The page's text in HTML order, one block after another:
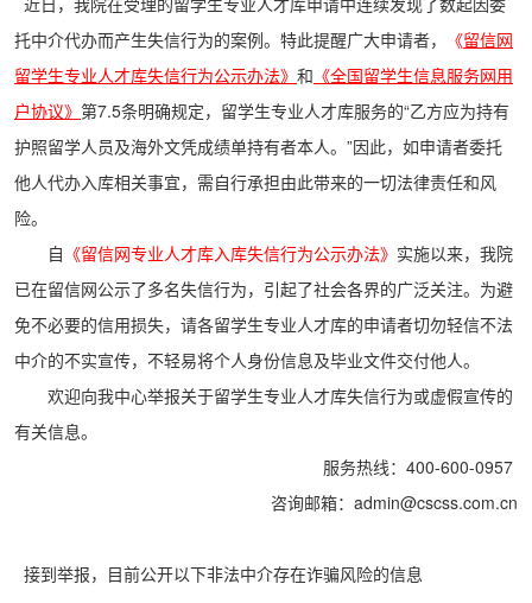
托中介代办而产生失信行为的案例。特此提醒广大申请者，
《留信网
留学生专业人才库失信行为公示办法》 和 《全国留学生信息服务网用
户协议》 第7.5条明确规定，留学生专业人才库服务的“乙方应为持有
护照留学人员及海外文凭成绩单持有者本人。”因此，如申请者委托
他人代办入库相关事宜，需自行承担由此带来的一切法律责任和风
险。
自 《留信网专业人才库入库失信行为公示办法》 实施以来，我院
已在留信网公示了多名失信行为，引起了社会各界的广泛关注。为避
免不必要的信用损失，请各留学生专业人才库的申请者切勿轻信不法
中介的不实宣传，不轻易将个人身份信息及毕业文件交付他人。
欢迎向我中心举报关于留学生专业人才库失信行为或虚假宣传的
有关信息。
服务热线：400-600-0957
咨询邮箱：admin@cscss.com.cn
接到举报，目前公开以下非法中介存在诈骗风险的信息